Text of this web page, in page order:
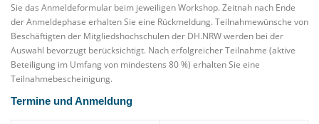
Sie das Anmeldeformular beim jeweiligen Workshop. Zeitnah nach Ende
der Anmeldephase erhalten Sie eine Rückmeldung. Teilnahmewünsche von
Beschäftigten der Mitgliedshochschulen der DH.NRW werden bei der
Auswahl bevorzugt berücksichtigt. Nach erfolgreicher Teilnahme (aktive
Beteiligung im Umfang von mindestens 80 %) erhalten Sie eine
Teilnahmebescheinigung.
Termine und Anmeldung